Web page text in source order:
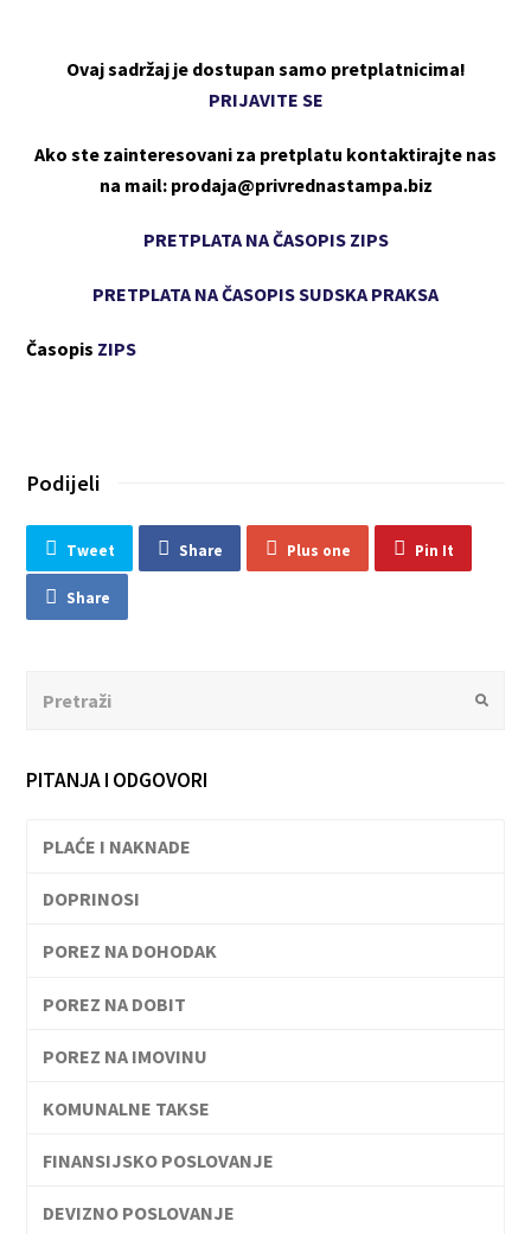
Ovaj sadržaj je dostupan samo pretplatnicima!
PRIJAVITE SE
Ako ste zainteresovani za pretplatu kontaktirajte nas
na mail: prodaja@privrednastampa.biz
PRETPLATA NA ČASOPIS ZIPS
PRETPLATA NA ČASOPIS SUDSKA PRAKSA
Časopis ZIPS
Podijeli
Tweet Share Plus one Pin It
Share
Submit
PITANJA I ODGOVORI
PLAĆE I NAKNADE
DOPRINOSI
POREZ NA DOHODAK
POREZ NA DOBIT
POREZ NA IMOVINU
KOMUNALNE TAKSE
FINANSIJSKO POSLOVANJE
DEVIZNO POSLOVANJE